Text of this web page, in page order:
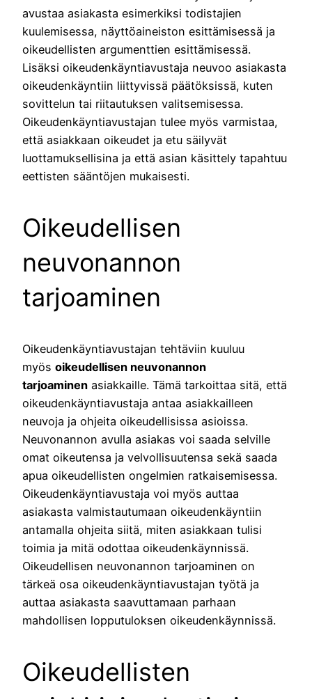
avustaa asiakasta esimerkiksi todistajien
kuulemisessa, näyttöaineiston esittämisessä ja
oikeudellisten argumenttien esittämisessä.
Lisäksi oikeudenkäyntiavustaja neuvoo asiakasta
oikeudenkäyntiin liittyvissä päätöksissä, kuten
sovittelun tai riitautuksen valitsemisessa.
Oikeudenkäyntiavustajan tulee myös varmistaa,
että asiakkaan oikeudet ja etu säilyvät
luottamuksellisina ja että asian käsittely tapahtuu
eettisten sääntöjen mukaisesti.
Oikeudellisen
neuvonannon
tarjoaminen
Oikeudenkäyntiavustajan tehtäviin kuuluu
myös oikeudellisen neuvonannon
tarjoaminen asiakkaille. Tämä tarkoittaa sitä, että
oikeudenkäyntiavustaja antaa asiakkailleen
neuvoja ja ohjeita oikeudellisissa asioissa.
Neuvonannon avulla asiakas voi saada selville
omat oikeutensa ja velvollisuutensa sekä saada
apua oikeudellisten ongelmien ratkaisemisessa.
Oikeudenkäyntiavustaja voi myös auttaa
asiakasta valmistautumaan oikeudenkäyntiin
antamalla ohjeita siitä, miten asiakkaan tulisi
toimia ja mitä odottaa oikeudenkäynnissä.
Oikeudellisen neuvonannon tarjoaminen on
tärkeä osa oikeudenkäyntiavustajan työtä ja
auttaa asiakasta saavuttamaan parhaan
mahdollisen lopputuloksen oikeudenkäynnissä.
Oikeudellisten